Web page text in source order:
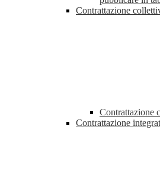
Contrattazione
Contrattazione
Contrattazione